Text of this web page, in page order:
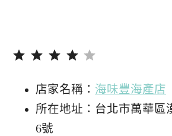
店家名稱： 海味豐海產店
所在地址：台北市萬華區
6號